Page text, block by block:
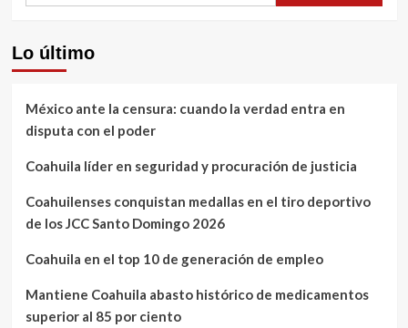
Lo último
México ante la censura: cuando la verdad entra en
disputa con el poder
Coahuila líder en seguridad y procuración de justicia
Coahuilenses conquistan medallas en el tiro deportivo
de los JCC Santo Domingo 2026
Coahuila en el top 10 de generación de empleo
Mantiene Coahuila abasto histórico de medicamentos
superior al 85 por ciento